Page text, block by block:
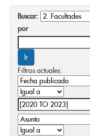
Buscar:
por
Filtros actuales: